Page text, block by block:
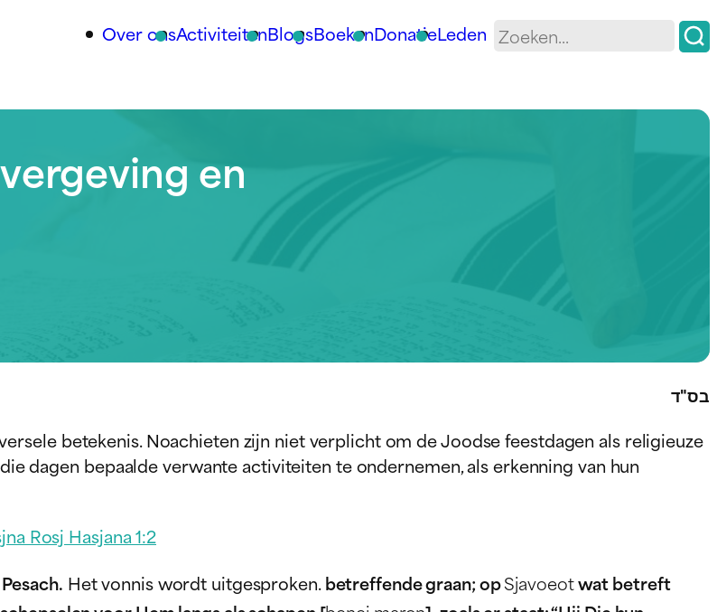
Over onsActiviteitenBlogsBoekenDonatieLeden
en
בס"ד
betekenis. Noachieten zijn niet verplicht om de Joodse feestdagen als religieuze
dagen bepaalde verwante activiteiten te ondernemen, als erkenning van hun
Rosj Hasjana 1:2
Het vonnis wordt uitgesproken.betreffende graan; opSjavoeotwat betreft